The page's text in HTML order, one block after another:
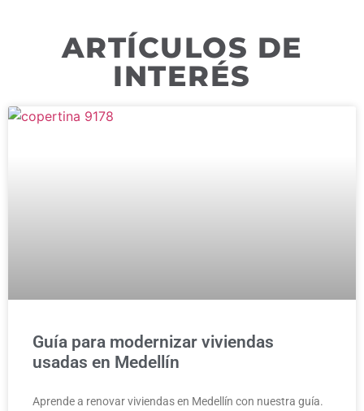
ARTÍCULOS DE
INTERÉS
Guía para modernizar viviendas
usadas en Medellín
Aprende a renovar viviendas en Medellín con nuestra guía.